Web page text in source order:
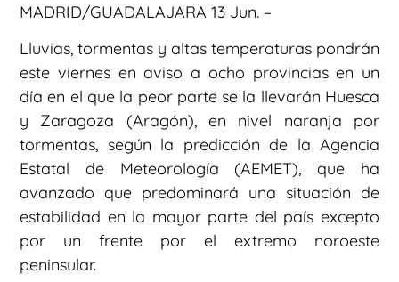
MADRID/GUADALAJARA 13 Jun. –
Lluvias, tormentas y altas temperaturas pondrán
este viernes en aviso a ocho provincias en un
día en el que la peor parte se la llevarán Huesca
y Zaragoza (Aragón), en nivel naranja por
tormentas, según la predicción de la Agencia
Estatal de Meteorología (AEMET), que ha
avanzado que predominará una situación de
estabilidad en la mayor parte del país excepto
por un frente por el extremo noroeste
peninsular.